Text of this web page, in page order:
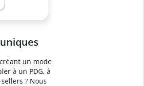
le plagiat involontaire
sont 100 % les vôtres grâce au
Analysez votre document en quelques
les citations manquantes dans plus